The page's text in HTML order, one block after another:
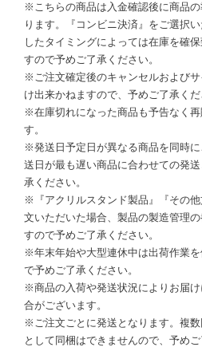
※こちらの商品は入金確認後に商品
ります。『コンビニ決済』をご選択
したタイミングによっては在庫を確
すので予めご了承ください。
※ご注文確定後のキャンセルおよび
け出来かねますので、予めご了承くだ
※在庫切れになった商品も予告なく
す。
※発送日予定日が異なる商品を同時
送日が最も遅い商品に合わせての発
承ください。
※『アクリルスタンド製品』『その
文いただいた場合、製品の製造管理
すので予めご了承ください。
※年末年始や大型連休中は出荷作業
で予めご了承ください。
※商品の入荷や発送状況によりお届
合がございます。
※ご注文ごとに発送となります。複
として同梱はできませんので、予めご